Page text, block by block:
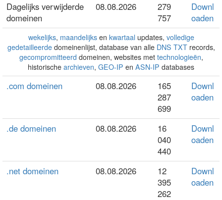
Dagelijks verwijderde
domeinen
08.08.2026
279
757
Downl
oaden
wekelijks, maandelijksen kwartaalupdates, volledige
gedetailleerdedomeinenlijst, database van alle DNS TXTrecords,
gecompromitteerd domeinen, websites met technologieën,
historische archieven, GEO-IP en ASN-IP databases
.com domeinen 08.08.2026
165
287
699
Downl
oaden
.de domeinen 08.08.2026
16
040
440
Downl
oaden
.net domeinen 08.08.2026
12
395
262
Downl
oaden